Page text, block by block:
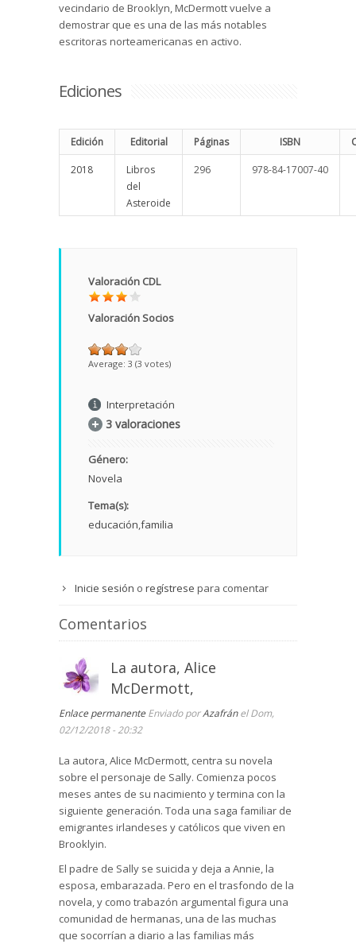
vecindario de Brooklyn, McDermott vuelve a
demostrar que es una de las más notables
escritoras norteamericanas en activo.
Ediciones
Edición Editorial Páginas ISBN
2018
Libros
del
Asteroide
296 978-84-17007-40
Valoración CDL
Valoración Socios
Average: 3 (3 votes)
Interpretación
3 valoraciones
Género:
Novela
Tema(s):
educación familia
Inicie sesión o regístrese para comentar
Comentarios
La autora, Alice
McDermott,
Enlace permanente Enviado porAzafránel Dom,
02/12/2018 - 20:32
La autora, Alice McDermott, centra su novela
sobre el personaje de Sally. Comienza pocos
meses antes de su nacimiento y termina con la
siguiente generación. Toda una saga familiar de
emigrantes irlandeses y católicos que viven en
Brooklyin.
El padre de Sally se suicida y deja a Annie, la
esposa, embarazada. Pero en el trasfondo de la
novela, y como trabazón argumental figura una
comunidad de hermanas, una de las muchas
que socorrían a diario a las familias más